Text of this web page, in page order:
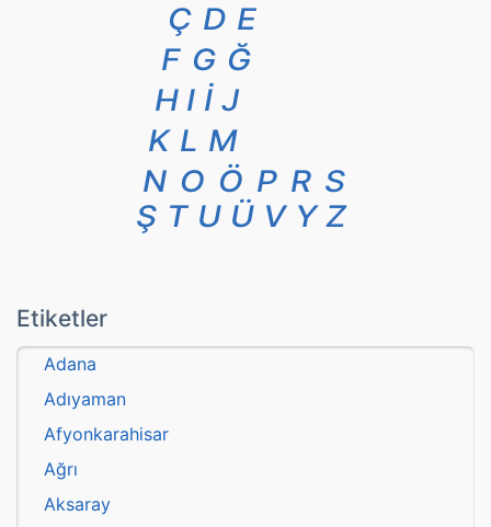
Ç D E
F G Ğ
H I İ J
K L M
N O Ö P R S
Ş T U Ü V Y Z
Etiketler
Adana
Adıyaman
Afyonkarahisar
Ağrı
Aksaray